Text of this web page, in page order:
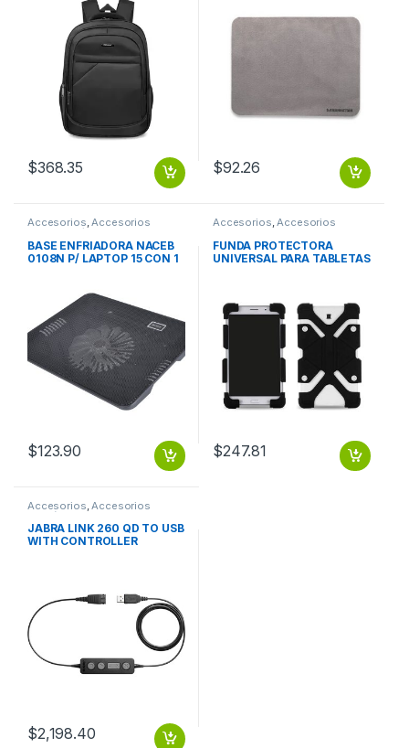
$368.35
GRIS OBSCURO
$92.26
Accesorios,Accesorios
Notebook / Tablet
BASE ENFRIADORA NACEB
0108N P/ LAPTOP 15 CON 1
$123.90
Accesorios,Accesorios
FUNDA PROTECTORA
UNIVERSAL PARA TABLETAS
DE 8 9 Y 12 DE SILICON NEG
$247.81
Accesorios Accesorios
Telefónicos
JABRA LINK 260 QD TO USB
WITH CONTROLLER
$2,198.40